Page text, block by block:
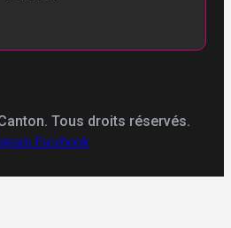
Tous droits réservés.
Facebook